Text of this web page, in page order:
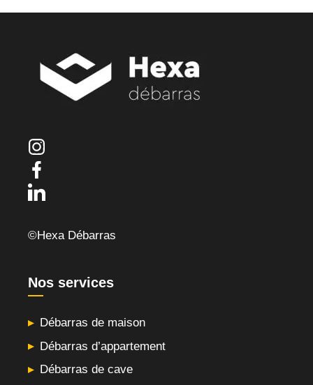
©Hexa Débarras
Nos services
Débarras de maison
Débarras d’appartement
Débarras de cave